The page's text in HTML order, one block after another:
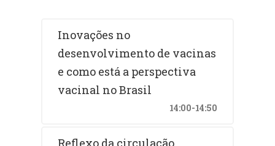
Inovações no
desenvolvimento de vacinas
e como está a perspectiva
vacinal no Brasil
14:00-14:50
Reflexo da circulação